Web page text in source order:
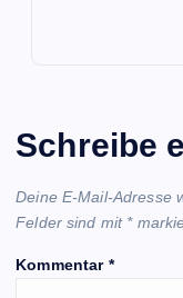
Schreibe
Deine E-Mail-Adresse
Felder sind mit *
Kommentar *